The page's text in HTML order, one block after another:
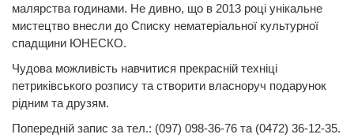
малярства годинами. Не дивно, що в 2013 році унікальне
мистецтво внесли до Списку нематеріальної культурної
спадщини ЮНЕСКО.
Чудова можливість навчитися прекрасній техніці
петриківського розпису та створити власноруч подарунок
рідним та друзям.
Попередній запис за тел.: (097) 098-36-76 та (0472) 36-12-35.